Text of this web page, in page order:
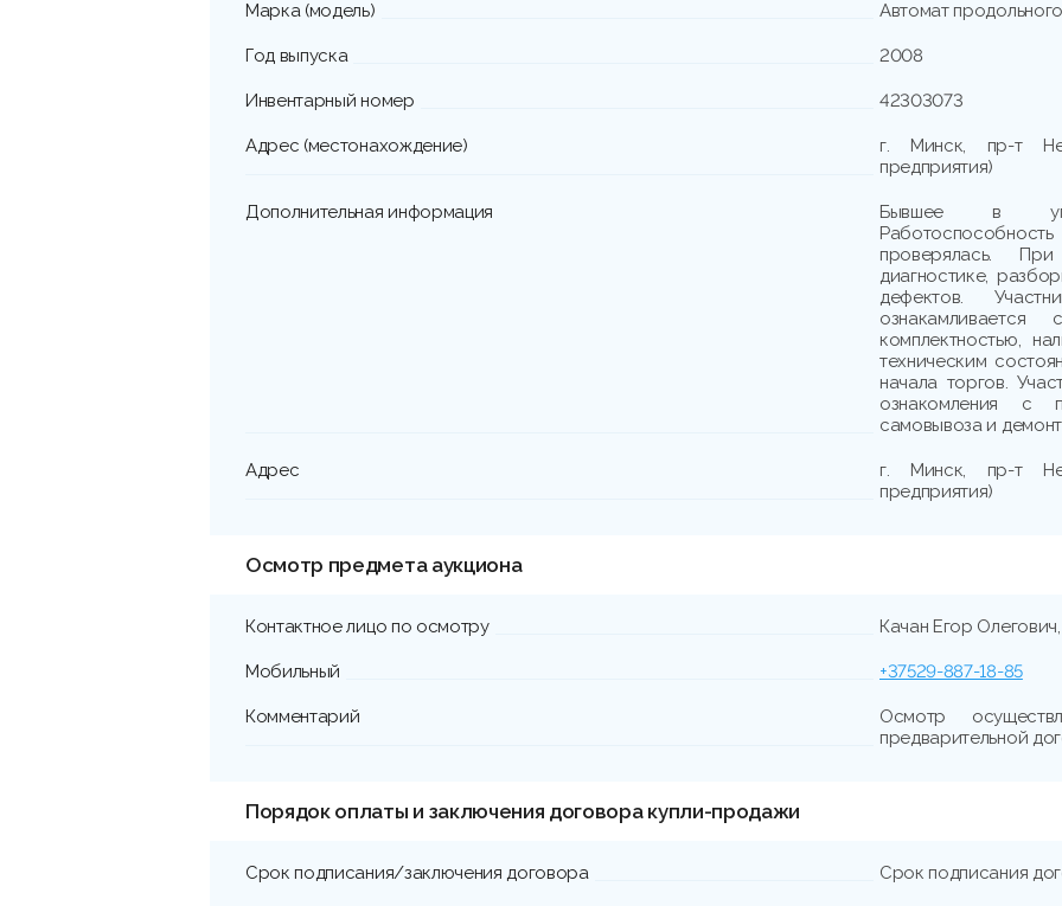
Марка (модель) Автомат
Год выпуска 2008
Инвентарный номер 42303073
Адрес (местонахождение)
г. Минск, пр-т
предприятия)
Дополнительная информация
Бывшее в
проверялась. При
диагностике,
дефектов.
комплектностью,
техническим
начала торгов.
ознакомления с
самовывоза и
Адрес
г. Минск, пр-т
предприятия)
Осмотр предмета аукциона
Контактное лицо по осмотру Качан Егор
Мобильный +37529-887-18-85
Комментарий
Осмотр
предварительной
Порядок оплаты и заключения договора купли-продажи
Срок подписания/заключения договора Срок подписания